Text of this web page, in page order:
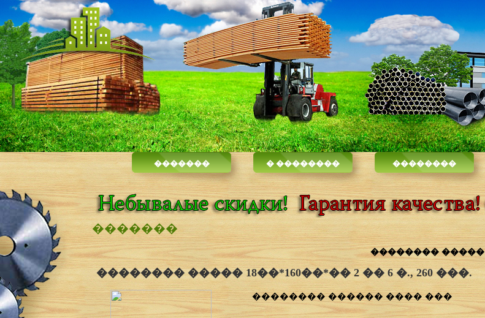
������� � �������� ��������
�������
�������� �����
�������� ����� 18��*160��*�� 2 �� 6 �., 260 ���.
�������� ������ ���� ���